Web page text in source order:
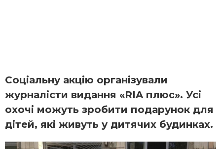
Соціальну акцію організували
журналісти видання «RIA плюс». Усі
охочі можуть зробити подарунок для
дітей, які живуть у дитячих будинках.